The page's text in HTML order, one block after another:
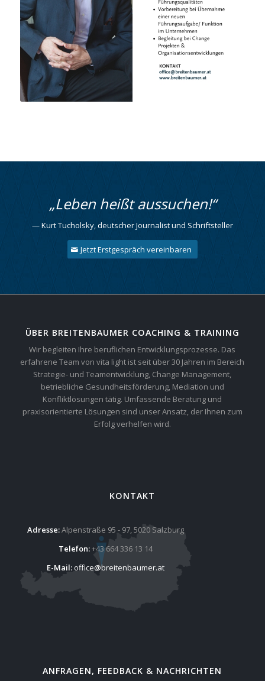
„Leben heißt aussuchen!“
— Kurt Tucholsky, deutscher Journalist und Schriftsteller
Jetzt Erstgespräch vereinbaren
ÜBER BREITENBAUMER COACHING & TRAINING
Wir begleiten Ihre beruflichen Entwicklungsprozesse. Das
erfahrene Team von vita light ist seit über 30 Jahren im Bereich
Strategie- und Teamentwicklung, Change Management,
betriebliche Gesundheitsförderung, Mediation und
Konfliktlösungen tätig. Umfassende Beratung und
praxisorientierte Lösungen sind unser Ansatz, der Ihnen zum
Erfolg verhelfen wird.
KONTAKT
Adresse:Alpenstraße 95 - 97, 5020 Salzburg
Telefon:+43 664 336 13 14
E-Mail:office@breitenbaumer.at
ANFRAGEN, FEEDBACK & NACHRICHTEN